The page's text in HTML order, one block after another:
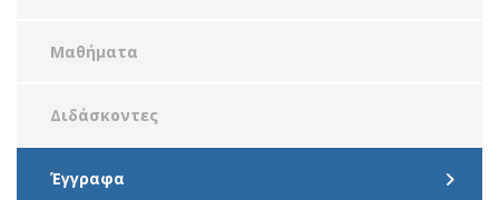
Μαθήματα
Διδάσκοντες
Έγγραφα